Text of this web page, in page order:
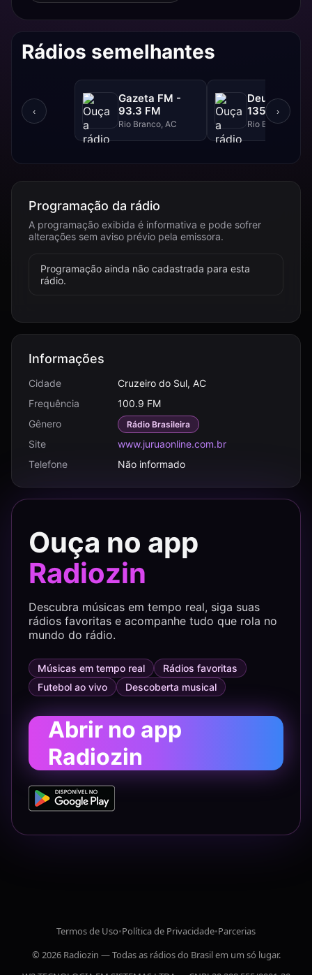
Rádios semelhantes
‹
Gazeta FM -
93.3 FM
Rio Branco, AC
Deus é
1350 AM
Rio Branco, AC
›
Programação da rádio
A programação exibida é informativa e pode sofrer
alterações sem aviso prévio pela emissora.
Programação ainda não cadastrada para esta
rádio.
Informações
Cidade
Cruzeiro do Sul, AC
Frequência
100.9 FM
Gênero
Rádio Brasileira
Site
www.juruaonline.com.br
Telefone
Não informado
Ouça no app
Radiozin
Descubra músicas em tempo real, siga suas
rádios favoritas e acompanhe tudo que rola no
mundo do rádio.
Músicas em tempo real
Rádios favoritas
Futebol ao vivo
Descoberta musical
Abrir no app
Radiozin
Termos de Uso•Política de Privacidade•Parcerias
© 2026 Radiozin — Todas as rádios do Brasil em um só lugar.